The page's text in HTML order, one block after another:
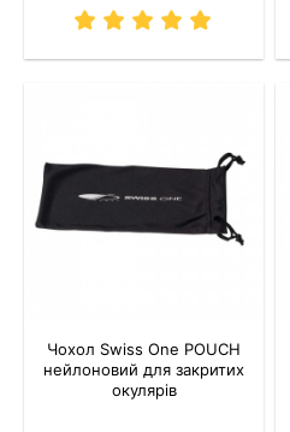
Чохол Swiss One POUCH
нейлоновий для закритих
окулярів